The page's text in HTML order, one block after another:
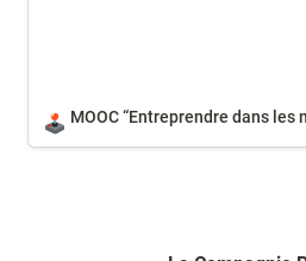
🕹️ MOOC “Entreprendre dans les